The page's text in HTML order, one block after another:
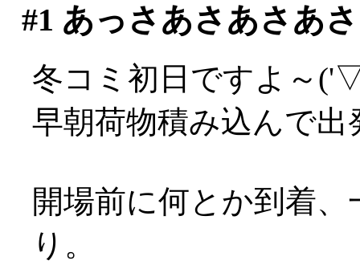
#1 あっさあさあさあ
冬コミ初日ですよ～
早朝荷物積み込んで
開場前に何とか到着
り。